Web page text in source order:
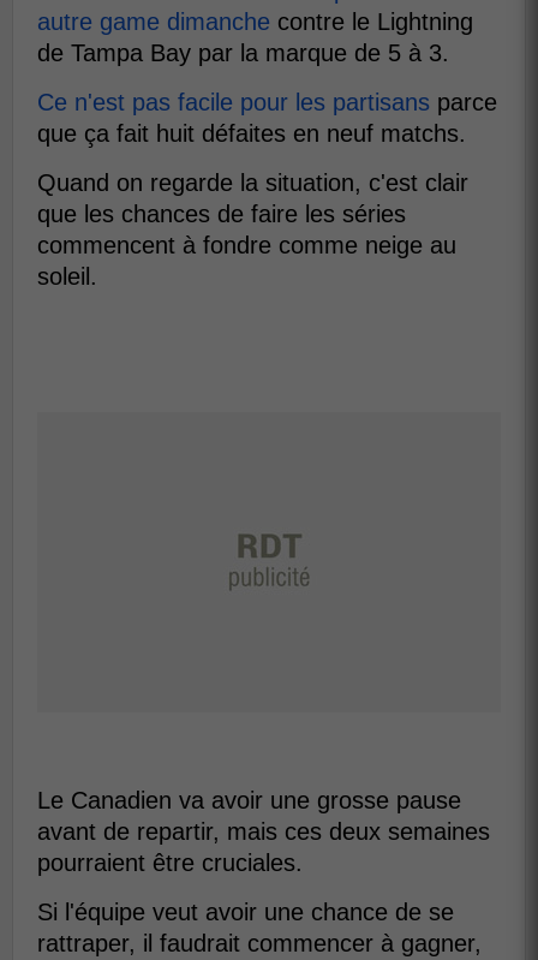
autre game dimanche contre le Lightning
de Tampa Bay par la marque de 5 à 3.
Ce n'est pas facile pour les partisans parce
que ça fait huit défaites en neuf matchs.
Quand on regarde la situation, c'est clair
que les chances de faire les séries
commencent à fondre comme neige au
soleil.
Le Canadien va avoir une grosse pause
avant de repartir, mais ces deux semaines
pourraient être cruciales.
Si l'équipe veut avoir une chance de se
rattraper, il faudrait commencer à gagner,